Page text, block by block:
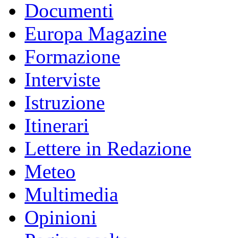
Documenti
Europa Magazine
Formazione
Interviste
Istruzione
Itinerari
Lettere in Redazione
Meteo
Multimedia
Opinioni